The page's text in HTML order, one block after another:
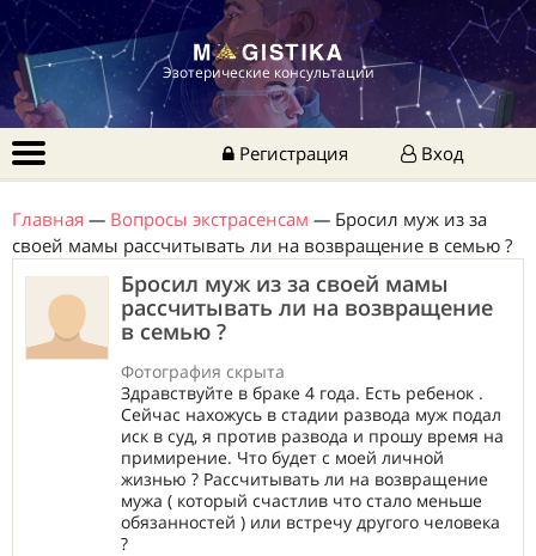
Эзотерические консультации
Регистрация Вход
Главная — Вопросы экстрасенсам — Бросил муж из за
своей мамы рассчитывать ли на возвращение в семью ?
Бросил муж из за своей мамы
рассчитывать ли на возвращение
в семью ?
Фотография скрыта
Здравствуйте в браке 4 года. Есть ребенок .
Сейчас нахожусь в стадии развода муж подал
иск в суд, я против развода и прошу время на
примирение. Что будет с моей личной
жизнью ? Рассчитывать ли на возвращение
мужа ( который счастлив что стало меньше
обязанностей ) или встречу другого человека
?